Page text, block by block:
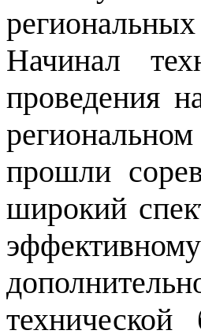
Начинал
проведения
прошли
широкий